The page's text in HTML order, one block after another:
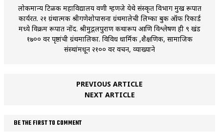
लोकमान्य टिळक महाविद्यालय वणी म्हणजे येथे संस्कृत विभाग प्रमुख रूपात
कार्यरत. २१ ग्रंथात्मक श्रीगणेशोपासना ग्रंथमालेची लिम्का बुक ऑफ रिकार्ड
मध्ये विक्रम रूपात नोंद. श्रीमुद्गलपुराण कथारूप आणि विश्लेषण ही ९ खंड
१७०० वर पृष्ठांची ग्रंथमालिका. विविध धार्मिक ,शैक्षणिक, सामाजिक
संस्थांमधून २१०० वर प्रवचन, व्याख्याने
PREVIOUS ARTICLE
NEXT ARTICLE
BE THE FIRST TO COMMENT